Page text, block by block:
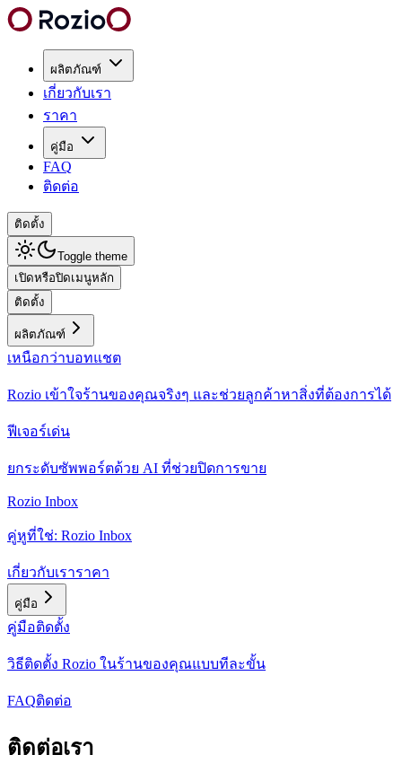
ผลิตภัณฑ์
เกี่ยวกับเรา
ราคา
คู่มือ
FAQ
ติดต่อ
ติดตั้ง
Toggle theme
เปิดหรือปิดเมนูหลัก
ติดตั้ง
ผลิตภัณฑ์
เหนือกว่าบอทแชต
Rozio เข้าใจร้านของคุณจริงๆ และช่วยลูกค้าหาสิ่งที่ต้องการได้
ฟีเจอร์เด่น
ยกระดับซัพพอร์ตด้วย AI ที่ช่วยปิดการขาย
Rozio Inbox
คู่หูที่ใช่: Rozio Inbox
เกี่ยวกับเราราคา
คู่มือ
คู่มือติดตั้ง
วิธีติดตั้ง Rozio ในร้านของคุณแบบทีละขั้น
FAQติดต่อ
ติดต่อเรา